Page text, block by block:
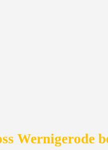
Wernigerode